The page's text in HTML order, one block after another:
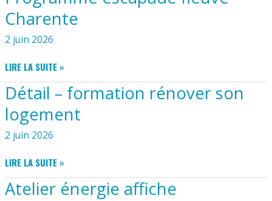
À
SAVONS
Charente
2 juin 2026
PROGRAMME
ESCAPADE
FLEUVE
CHARENTE
LIRE LA SUITE »
Détail – formation rénover son
logement
2 juin 2026
DÉTAIL
–
FORMATION
LIRE LA SUITE »
Atelier énergie affiche